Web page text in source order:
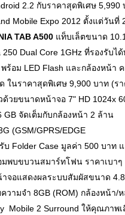
2.2 กับราคาสุดพิเศษ 5,990
Mobile Expo 2012 ตั้งแต่วันที่
TAB A500 แท็บเล็ตขนาด 10.1
Dual Core 1GHz ที่รองรับได้
ร้อม LED Flash และกล้องหน้า
ในราคาสุดพิเศษ 9,900 บาท (ร
วยขนาดหน้าจอ 7" HD 1024x
GB จัดเต็มกับกล้องหน้า 2 ล้าน
(GSM/GPRS/EDGE
บ Folder Case มูลค่า 500 บาท
มพบขบวนสมาร์ทโฟน ราคาเบาๆ
จอแสดงผลระบบสัมผัสขนาด
วามจำ 8GB (ROM) กล้องหน้า/ห
Mobile 2 Surround ให้คุณภาพเ